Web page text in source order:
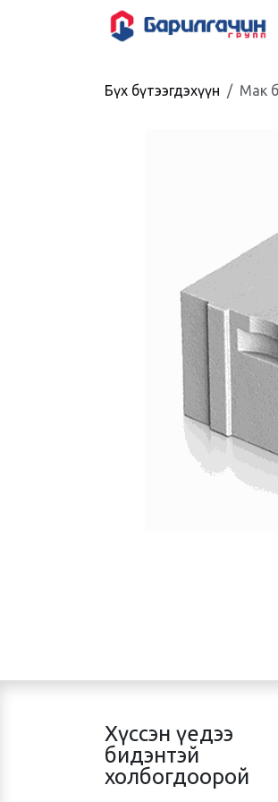
Бүх бүтээгдэхүүн Мак
Хүссэн үедээ
бидэнтэй
холбогдоорой